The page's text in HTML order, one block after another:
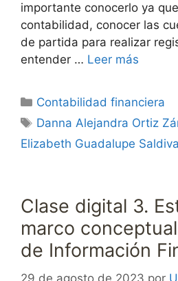
importante conocerlo ya
contabilidad, conocer las
de partida para realizar
entender … Leer más
Categorías
Contabilidad financiera
Etiquetas
Danna Alejandra Ortiz
Elizabeth Guadalupe
Clase digital 3.
marco
de Información
29 de agosto de 2023 por